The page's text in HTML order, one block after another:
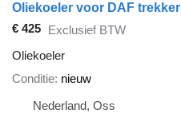
Oliekoeler voor DAF trekker
€ 425 Exclusief BTW
Oliekoeler
Conditie nieuw
Nederland, Oss